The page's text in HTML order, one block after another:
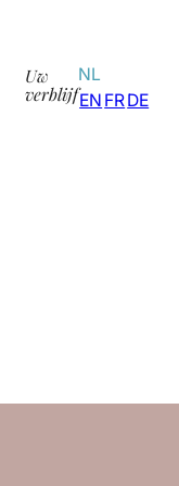
Uw
verblijf
NL
EN FRDE